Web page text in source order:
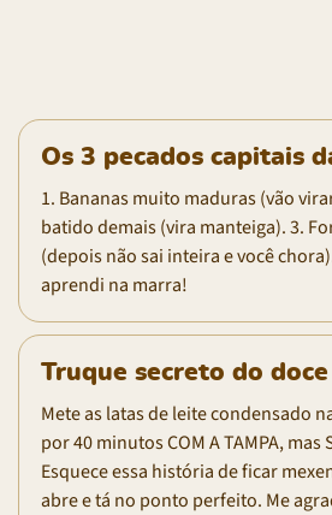
Os 3 pecados capitais
1. Bananas muito maduras (vão
batido demais (vira manteiga). 3.
(depois não sai inteira e você
aprendi na marra!
Truque secreto do
Mete as latas de leite condensado
por 40 minutos COM A TAMPA, mas
Esquece essa história de ficar
abre e tá no ponto perfeito. Me